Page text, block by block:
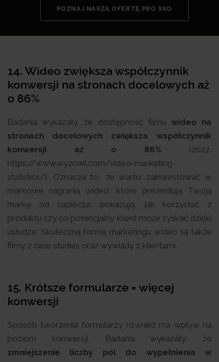
POZNAJ NASZĄ OFERTĘ PRO SXO
14. Wideo zwiększa współczynnik
konwersji na stronach docelowych aż
o 86%
Badania wykazały, że dostępność filmu wideo na
stronach docelowych zwiększa współczynnik
konwersji aż o 86% (2022,
https://www.wyzowl.com/video-marketing-
statistics/). Oznacza to, że warto zainwestować w
markowe nagrania wideo, które prezentują Twoją
markę od zaplecza, pokazują, jak korzystać z
produktu czy co potencjalny klient może zyskać dzięki
usłudze. Skuteczną formą marketingu wideo są także
filmy z case studies oraz wywiady z klientami.
15. Krótsze formularze = więcej
konwersji
Sposób tworzenia formularzy również ma wpływ na
poziom konwersji. Badania wykazały, że
zmniejszenie liczby pól do wypełnienia w